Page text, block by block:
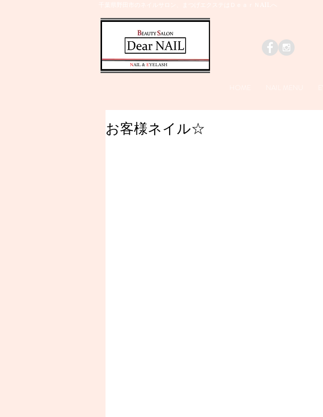
千葉県野田市のネイルサロン、まつげエクステはＤｅａｒＮAILへ
​NAIL & EYELASH
お客様ネイル☆